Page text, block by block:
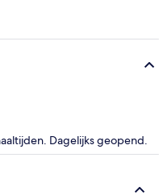
Dagelijks geopend.